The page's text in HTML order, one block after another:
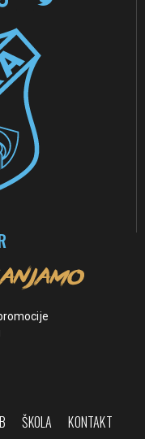
ŠKOLA KONTAKT